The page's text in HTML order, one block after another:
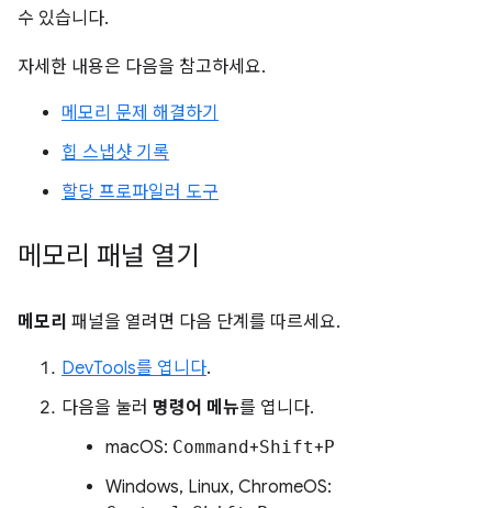
수 있습니다.
자세한 내용은 다음을 참고하세요.
메모리 문제 해결하기
힙 스냅샷 기록
할당 프로파일러 도구
메모리 패널 열기
메모리 패널을 열려면 다음 단계를 따르세요.
DevTools를 엽니다.
다음을 눌러 명령어 메뉴를 엽니다.
macOS: Command+Shift+P
Windows, Linux, ChromeOS: